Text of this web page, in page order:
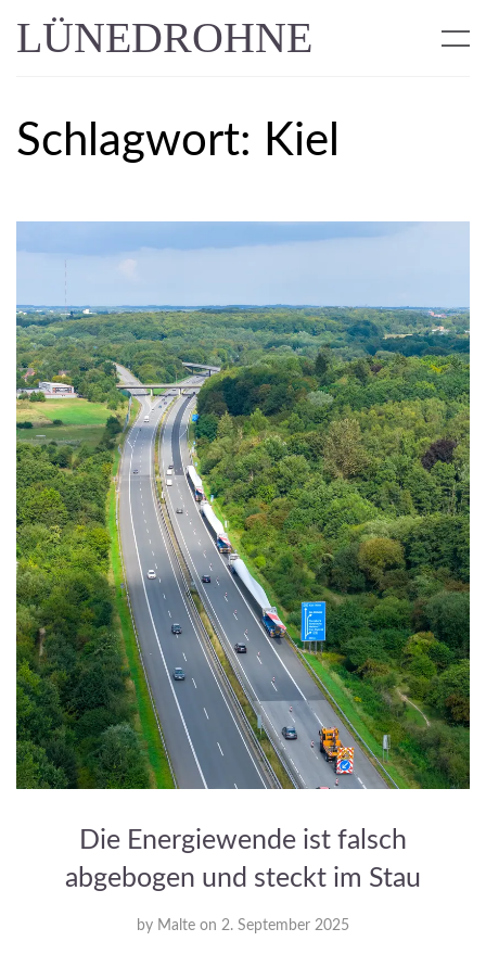
LÜNEDROHNE
Schlagwort: Kiel
Die Energiewende ist falsch
abgebogen und steckt im Stau
by Malte on 2. September 2025